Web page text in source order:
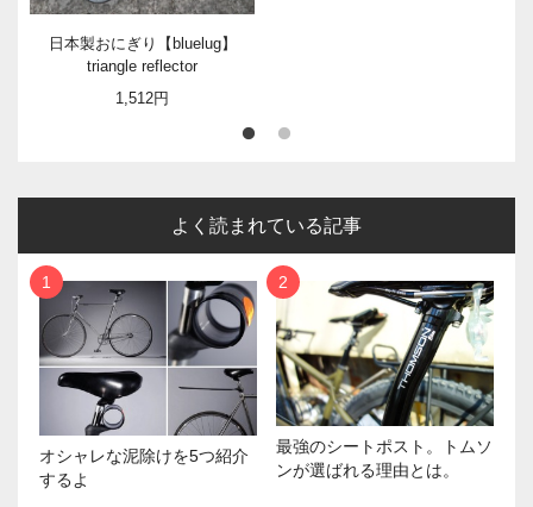
日本製おにぎり【bluelug】
triangle reflector
1,512円
よく読まれている記事
オシャレな泥除けを5つ紹介
するよ
最強のシートポスト。トムソ
ンが選ばれる理由とは。